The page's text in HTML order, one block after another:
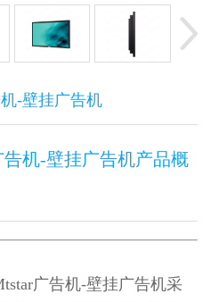
-壁挂广告机
机-壁挂广告机产品概
广告机-壁挂广告机采